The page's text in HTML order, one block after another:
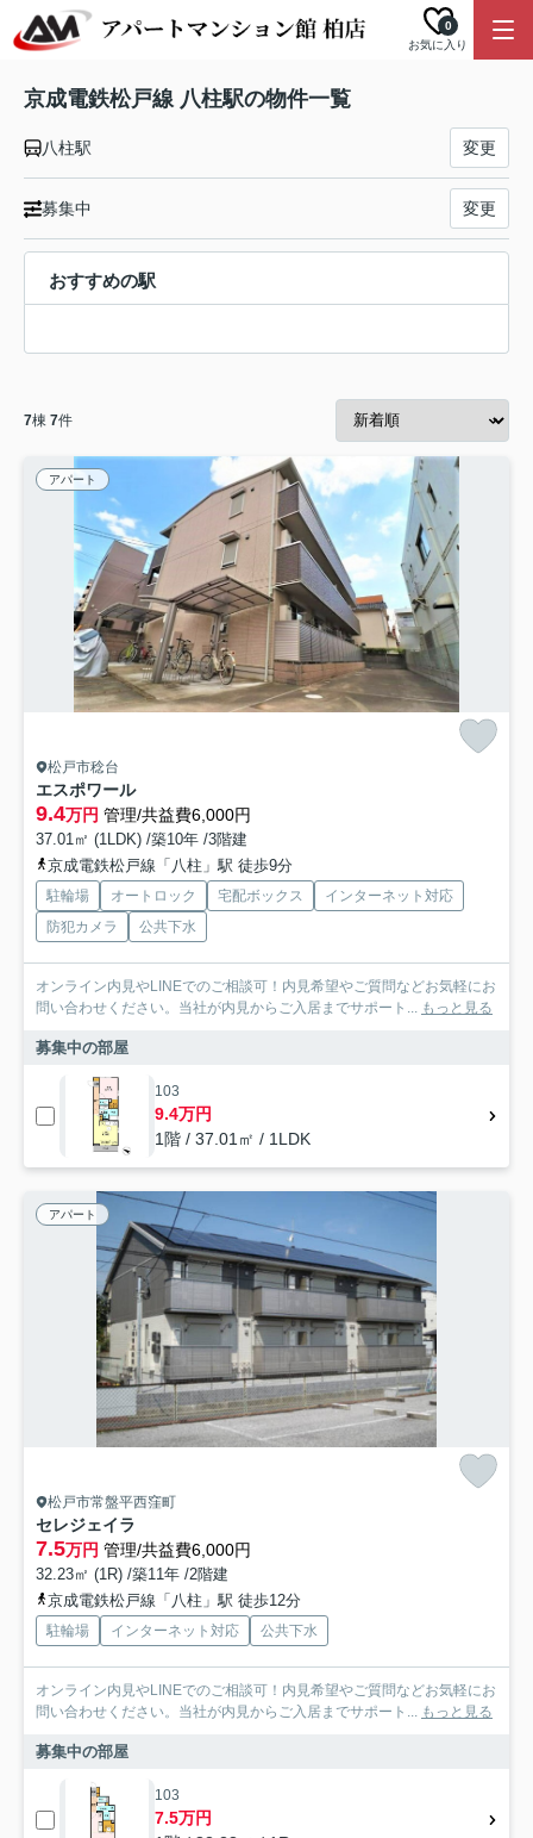
お気に入り
0
京成電鉄松戸線 八柱駅の物件一覧
八柱駅 変更
募集中 変更
おすすめの駅
7棟 7件
アパート
松戸市稔台
エスポワール
9.4万円 管理/共益費6,000円
37.01㎡ (1LDK) /築10年 /3階建
京成電鉄松戸線「八柱」駅 徒歩9分
駐輪場 オートロック 宅配ボックス
インターネット対応
防犯カメラ
公共下水
オンライン内見やLINEでのご相談可！内見希望やご質問などお気軽にお
問い合わせください。当社が内見からご入居までサポート... もっと見る
募集中の部屋
103
9.4万円
1階 / 37.01㎡ / 1LDK
アパート
松戸市常盤平西窪町
セレジェイラ
7.5万円 管理/共益費6,000円
32.23㎡ (1R) /築11年 /2階建
京成電鉄松戸線「八柱」駅 徒歩12分
駐輪場 インターネット対応 公共下水
オンライン内見やLINEでのご相談可！内見希望やご質問などお気軽にお
問い合わせください。当社が内見からご入居までサポート... もっと見る
募集中の部屋
103
7.5万円